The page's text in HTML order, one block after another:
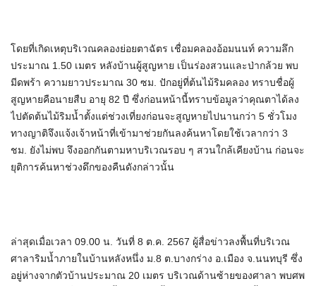
โดยที่เกิดเหตุบริเวณคลองย่อยตาฉัตร เชื่อมคลองอ้อมนนท์ ความลึก
ประมาณ 1.50 เมตร หลังบ้านผู้สูญหาย เป็นร่องสวนและป่ากล้วย พบ
มีดพร้า ความยาวประมาณ 30 ซม. ปักอยู่ที่ต้นไม้ริมคลอง ทราบชื่อผู้
สูญหายคือนายสืบ อายุ 82 ปี ซึ่งก่อนหน้านี้ทราบข้อมูลว่าคุณตาได้ลง
ไปตัดต้นไม้ริมน้ำตั้งแต่ช่วงเที่ยงก่อนจะสูญหายไปนานกว่า 5 ชั่วโมง
ทางญาติจึงแจ้งเจ้าหน้าที่เข้ามาช่วยกันลงค้นหาโดยใช้เวลากว่า 3
ชม. ยังไม่พบ จึงออกกันตามหาบริเวณรอบ ๆ สวนใกล้เคียงบ้าน ก่อนจะ
ยุติการค้นหาช่วงดึกของคืนดังกล่าวนั้น
ล่าสุดเมื่อเวลา 09.00 น. วันที่ 8 ต.ค. 2567 ผู้สื่อข่าวลงพื้นที่บริเวณ
ศาลาริมน้ำภายในบ้านหลังหนึ่ง ม.8 ต.บางกร่าง อ.เมือง จ.นนทบุรี ซึ่ง
อยู่ห่างจากตัวบ้านประมาณ 20 เมตร บริเวณด้านซ้ายของศาลา พบศพ